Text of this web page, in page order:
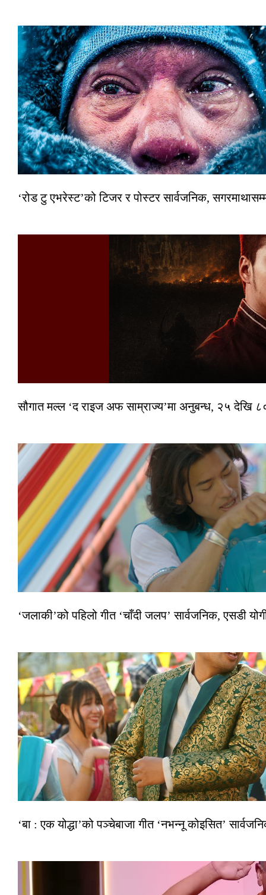
‘रोड टु एभरेस्ट’को टिजर र पोस्टर सार्वजनिक,
सौगात मल्ल ‘द राइज अफ साम्राज्य’मा अनुबन्ध, २५ देखि
‘जलाकी’को पहिलो गीत ‘चाँदी जलप’ सार्वजनिक, एसडी
‘बा : एक योद्धा’को पञ्चेबाजा गीत ‘नभन्नू कोइसित’